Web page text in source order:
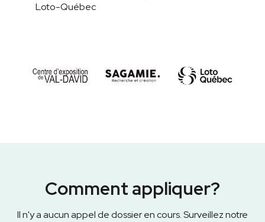
Loto-Québec
Comment appliquer?
Il n'y a aucun appel de dossier en cours. Surveillez notre